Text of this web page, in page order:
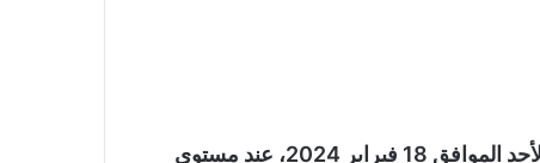
ارتفع مؤشر الدولار عالميا بحركة تداولات صباح اليوم الأحد الموافق 18 فبراير 2024، عند مستوى